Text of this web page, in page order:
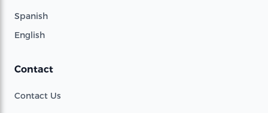
Spanish
English
Contact
Contact Us